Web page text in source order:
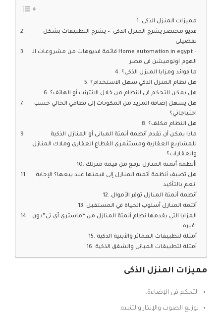
مميزات المنزل الذكى
فديو مختصر يشرج المنزل الذكى – يشرح التطبيقات بشكل
تفصيلى
قائمة فديوهات من مشروعات الـ Home automation in egypt –
الهوم اوتوميشن فى مصر
ما فوائد ومزايا المنزل الذكي؟
هل نظام المنزل الذكي سهل الاستخدام؟
هل يمكن التحكم في النظام من خلال الانترنت أو الهاتف؟
هل يسهل إضافة المزيد من المكونات إلى نظامي الحالي حسب
احتياجاتي؟
هل النظام مكلف؟
ماذا يمكن أن تقدم أنظمة أتمتة المبانى أو المنازل الذكية
للمشاريع العقارية ومستثمرى القطاع العقارى وملاك المنازل
والعقارات؟
أنظمة أتمتة المنازل ترفع من قيمة منزلك!
هل تضيف أنظمة أتمتة المنازل إلى قيمتها عند بيعها؟ الإجابة
نعم بالتأكيد.
أنظمة أتمتة المنازل توفر الأموال
أتتمة المنازل أسلوب الحياة في المستقبل
المزايا التي يقدمها نظام أتمتة المنازل من “ماستري آي تي”دون
غيره:
أمثلة لتطبيقات العمائر والأبنية الذكية
أمثلة لتطبيقات المباني والشقق الذكية
مميزات المنزل الذكى
التحكم فى الإضاءة.
توزيع الصوت والإنذار والتنبيه.